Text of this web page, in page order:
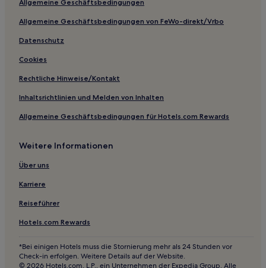
Allgemeine Geschäftsbedingungen
Allgemeine Geschäftsbedingungen von FeWo-direkt/Vrbo
Datenschutz
Cookies
Rechtliche Hinweise/Kontakt
Inhaltsrichtlinien und Melden von Inhalten
Allgemeine Geschäftsbedingungen für Hotels.com Rewards
Weitere Informationen
Über uns
Karriere
Reiseführer
Hotels.com Rewards
*Bei einigen Hotels muss die Stornierung mehr als 24 Stunden vor
Check-in erfolgen. Weitere Details auf der Website.
© 2026 Hotels.com, L.P., ein Unternehmen der Expedia Group. Alle